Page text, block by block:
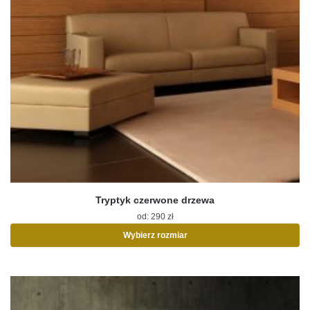
Tryptyk czerwone drzewa
od: 290 zł
Wybierz rozmiar
ma